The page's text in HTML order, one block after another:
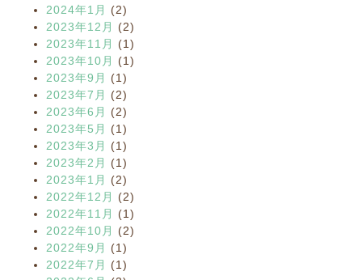
2024年1月
(2)
2023年12月
(2)
2023年11月
(1)
2023年10月
(1)
2023年9月
(1)
2023年7月
(2)
2023年6月
(2)
2023年5月
(1)
2023年3月
(1)
2023年2月
(1)
2023年1月
(2)
2022年12月
(2)
2022年11月
(1)
2022年10月
(2)
2022年9月
(1)
2022年7月
(1)